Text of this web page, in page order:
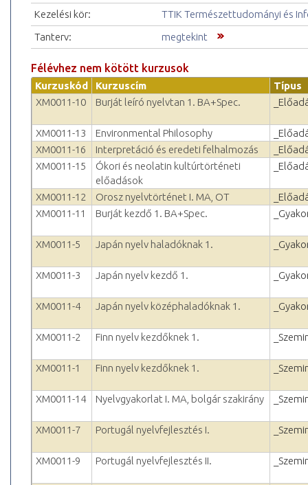
Kezelési kör:
TTIK Természettudományi és
Tanterv:
megtekint
Félévhez nem kötött kurzusok
Kurzuskód Kurzuscím
Típus
XM0011-10
Burját leíró nyelvtan 1. BA+Spec.
XM0011-13 Environmental Philosophy
XM0011-16
Interpretáció és eredeti felhalmozás
XM0011-15
Ókori és neolatin kultúrtörténeti
előadások
XM0011-12 Orosz nyelvtörténet I. MA, OT
XM0011-11
Burját kezdő 1. BA+Spec.
XM0011-5 Japán nyelv haladóknak 1.
XM0011-3 Japán nyelv kezdő 1.
XM0011-4 Japán nyelv középhaladóknak 1.
XM0011-2 Finn nyelv kezdőknek 1.
XM0011-1 Finn nyelv kezdőknek 1.
XM0011-14 Nyelvgyakorlat I. MA, bolgár szakirány
XM0011-7 Portugál nyelvfejlesztés I.
XM0011-9 Portugál nyelvfejlesztés II.